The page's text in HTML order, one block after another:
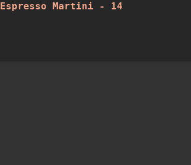
Espresso Martini - 14